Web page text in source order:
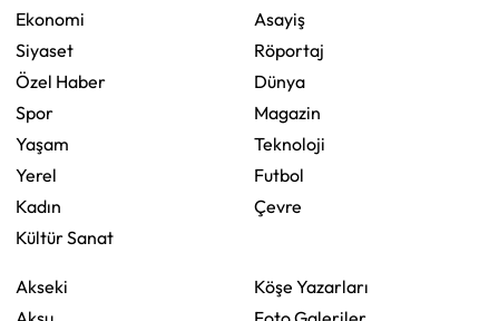
Ekonomi
Siyaset
Özel Haber
Spor
Yaşam
Yerel
Kadın
Kültür Sanat
Asayiş
Röportaj
Dünya
Magazin
Teknoloji
Futbol
Çevre
Akseki
Köşe Yazarları